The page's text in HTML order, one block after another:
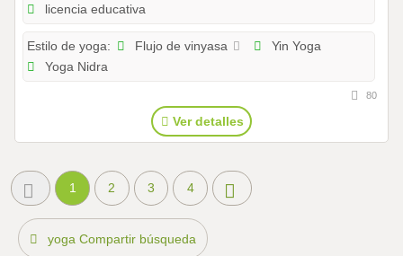
licencia educativa
Estilo de yoga: Flujo de vinyasa
Yin Yoga
Yoga Nidra
80
Ver detalles
1 2 3 4
yoga Compartir búsqueda